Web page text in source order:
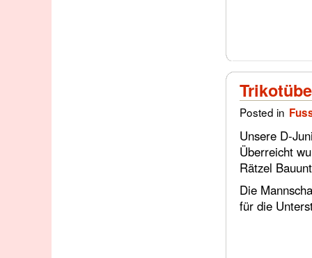
Posted in
Unsere D-
Überreicht
Rätzel
Die
für die